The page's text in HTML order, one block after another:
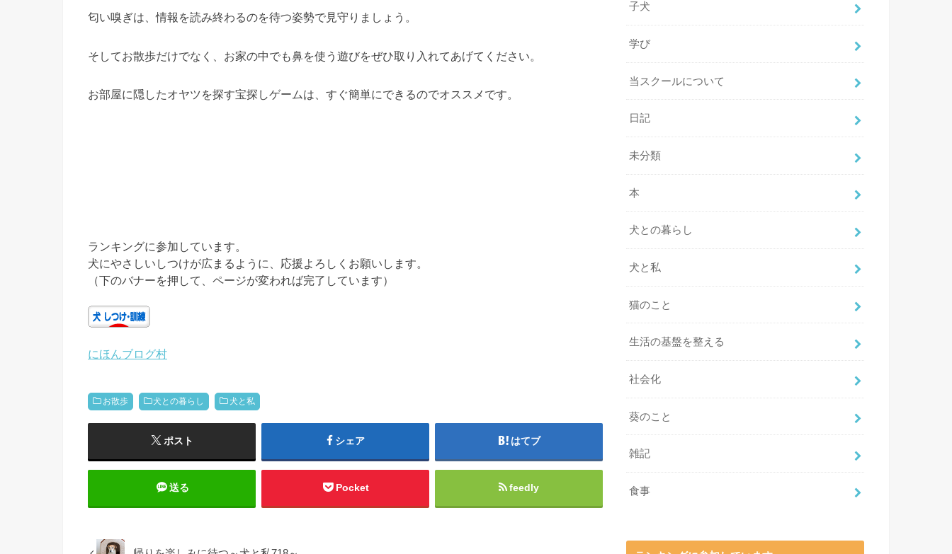
匂い嗅ぎは、情報を読み終わるのを待つ姿勢で見守りましょう。
そしてお散歩だけでなく、お家の中でも鼻を使う遊びをぜひ取り入れてあげてください。
お部屋に隠したオヤツを探す宝探しゲームは、すぐ簡単にできるのでオススメです。
ランキングに参加しています。
犬にやさしいしつけが広まるように、応援よろしくお願いします。
（下のバナーを押して、ページが変われば完了しています）
にほんブログ村
お散歩 犬との暮らし 犬と私
ポスト シェア はてブ
送る Pocket feedly
子犬
学び
当スクールについて
日記
未分類
本
犬との暮らし
犬と私
猫のこと
生活の基盤を整える
社会化
葵のこと
雑記
食事